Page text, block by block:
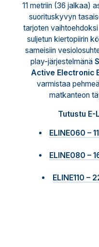
11 metriin (36 jalkaa)
suorituskyvyn
tarjoten
suljetun kiertopiirin
sameisiin
play-järjestelmänä
Active Electronic
varmistaa
matkanteon
Tutustu E-
ELINE060 –
ELINE080 –
ELINE110 –